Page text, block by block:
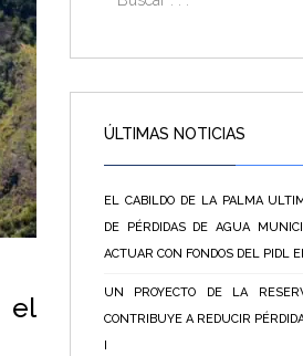
el
ÚLTIMAS NOTICIAS
EL CABILDO DE LA PALMA
DE PÉRDIDAS DE AGUA
ACTUAR CON FONDOS DEL PIDL
UN PROYECTO DE LA
CONTRIBUYE A REDUCIR
I